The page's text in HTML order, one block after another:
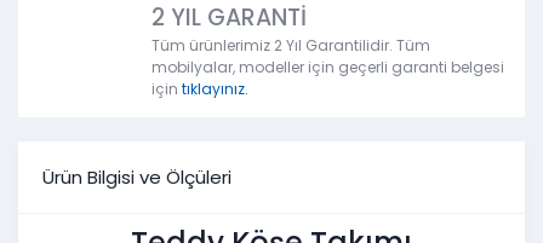
2 YIL GARANTİ
Tüm ürünlerimiz 2 Yıl Garantilidir. Tüm
mobilyalar, modeller için geçerli garanti belgesi
için tıklayınız.
Ürün Bilgisi ve Ölçüleri